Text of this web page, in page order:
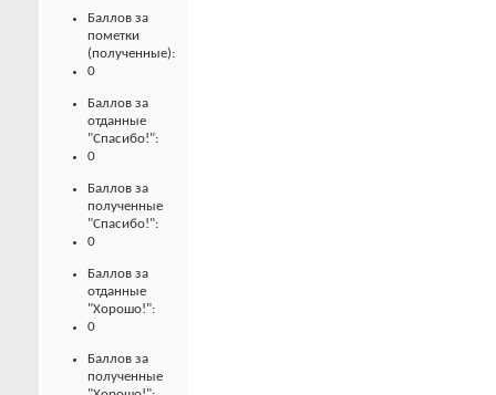
Баллов за
пометки
(полученные):
0
Баллов за
отданные
"Спасибо!":
0
Баллов за
полученные
"Спасибо!":
0
Баллов за
отданные
"Хорошо!":
0
Баллов за
полученные